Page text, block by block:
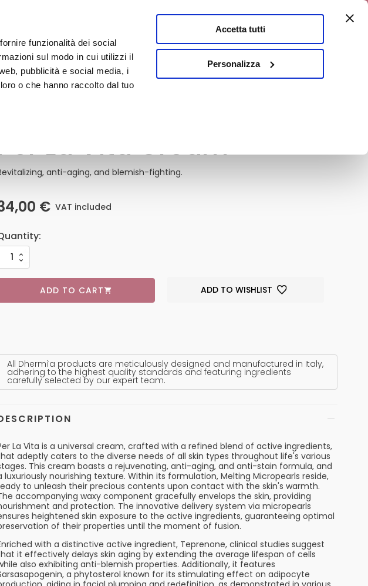
funzionalità dei social
sul modo in cui utilizzi il
pubblicità e social media, i
o che hanno raccolto dal tuo
Accetta tutti
Personalizza
and receive a 10% discount
SUN CARE LINE
La Vita Cream
anti-aging, and blemish-fighting.
€ VAT included
ADD TO CART ADD TO WISHLIST
All Dhermìa products are meticulously designed and manufactured in Italy,
adhering to the highest quality standards and featuring ingredients
carefully selected by our expert team.
La Vita is a universal cream, crafted with a refined blend of active ingredients,
adeptly caters to the diverse needs of all skin types throughout life's various
This cream boasts a rejuvenating, anti-aging, and anti-stain formula, and
luxuriously nourishing texture. Within its formulation, Melting Micropearls reside,
to unleash their precious contents upon contact with the skin's warmth.
accompanying waxy component gracefully envelops the skin, providing
and protection. The innovative delivery system via micropearls
heightened skin exposure to the active ingredients, guaranteeing optimal
of their properties until the moment of fusion.
with a distinctive active ingredient, Teprenone, clinical studies suggest
it effectively delays skin aging by extending the average lifespan of cells
also exhibiting anti-blemish properties. Additionally, it features
a phytosterol known for its stimulating effect on adipocyte